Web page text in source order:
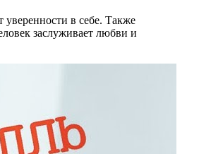
уверенности в себе. Также
заслуживает любви и